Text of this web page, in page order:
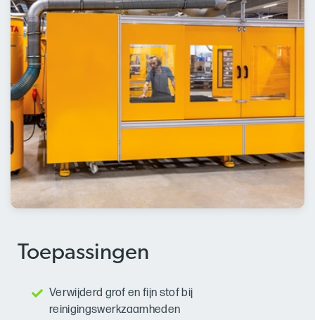
Toepassingen
Verwijderd grof en fijn stof bij
reinigingswerkzaamheden